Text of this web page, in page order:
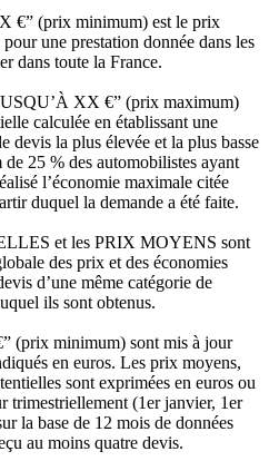
€” (prix minimum) est le prix
une prestation donnée dans les
dans toute la France.
XX €” (prix maximum)
calculée en établissant une
devis la plus élevée et la plus basse
25 % des automobilistes ayant
l’économie maximale citée
duquel la demande a été faite.
et les PRIX MOYENS sont
des prix et des économies
d’une même catégorie de
ils sont obtenus.
(prix minimum) sont mis à jour
en euros. Les prix moyens,
sont exprimées en euros ou
trimestriellement (1er janvier, 1er
la base de 12 mois de données
au moins quatre devis.